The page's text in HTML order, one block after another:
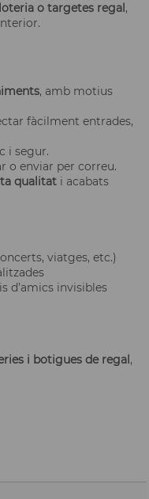
o targetes regal,
, amb motius
fàcilment entrades,
i segur.
o enviar per correu.
qualitat i acabats
viatges, etc.)
d’amics invisibles
i botigues de regal,